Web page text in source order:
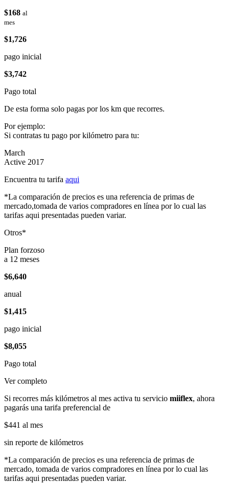
$168 al
mes
$1,726
pago inicial
$3,742
Pago total
De esta forma solo pagas por los km que recorres.
Por ejemplo:
Si contratas tu pago por kilómetro para tu:
March
Active 2017
Encuentra tu tarifa aqui
*La comparación de precios es una referencia de primas de
mercado,tomada de varios compradores en línea por lo cual las
tarifas aqui presentadas pueden variar.
Otros*
Plan forzoso
a 12 meses
$6,640
anual
$1,415
pago inicial
$8,055
Pago total
Ver completo
Si recorres más kilómetros al mes activa tu servicio miiflex, ahora
pagarás una tarifa preferencial de
$441 al mes
sin reporte de kilómetros
*La comparación de precios es una referencia de primas de
mercado, tomada de varios compradores en línea por lo cual las
tarifas aqui presentadas pueden variar.